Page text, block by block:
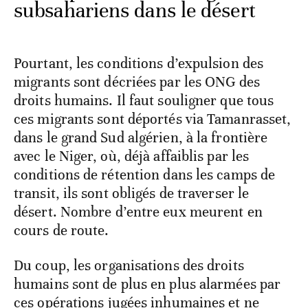
subsahariens dans le désert
Pourtant, les conditions d’expulsion des
migrants sont décriées par les ONG des
droits humains. Il faut souligner que tous
ces migrants sont déportés via Tamanrasset,
dans le grand Sud algérien, à la frontière
avec le Niger, où, déjà affaiblis par les
conditions de rétention dans les camps de
transit, ils sont obligés de traverser le
désert. Nombre d’entre eux meurent en
cours de route.
Du coup, les organisations des droits
humains sont de plus en plus alarmées par
ces opérations jugées inhumaines et ne